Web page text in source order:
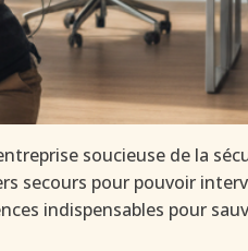
soucieuse de la
secours pour pouvoir
indispensables pour